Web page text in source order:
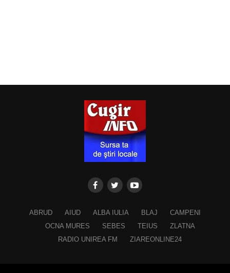
ABRUD AIUD ALBA IULIA BLAJ
CAMPENI
OCNA MURES
SEBES TEIUS
ZLATNA
RADIO UNIREA FM
ZIAREONLINE24